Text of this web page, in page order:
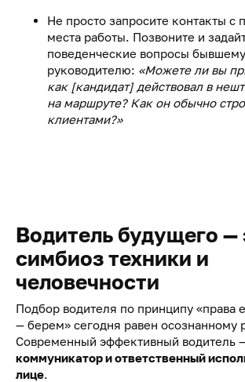
Не просто запросите контакты с
места работы. Позвоните и
поведенческие вопросы бывшему
руководителю: «Можете ли вы
как [кандидат] действовал в
на маршруте? Как он обычно
клиентами?»
Водитель будущего —
симбиоз техники и
человечности
Подбор водителя по принципу «права
— берем» сегодня равен осознанному
Современный эффективный водитель
коммуникатор и ответственный
лице.